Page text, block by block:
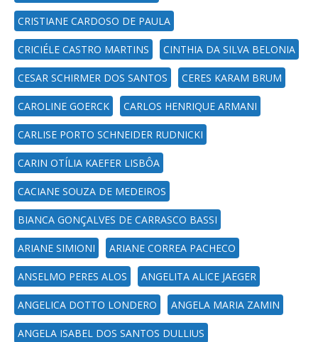
CRISTIANE CARDOSO DE PAULA
CRICIÉLE CASTRO MARTINS CINTHIA DA SILVA BELONIA
CESAR SCHIRMER DOS SANTOS CERES KARAM BRUM
CAROLINE GOERCK CARLOS HENRIQUE ARMANI
CARLISE PORTO SCHNEIDER RUDNICKI
CARIN OTÍLIA KAEFER LISBÔA
CACIANE SOUZA DE MEDEIROS
BIANCA GONÇALVES DE CARRASCO BASSI
ARIANE SIMIONI ARIANE CORREA PACHECO
ANSELMO PERES ALOS ANGELITA ALICE JAEGER
ANGELICA DOTTO LONDERO ANGELA MARIA ZAMIN
ANGELA ISABEL DOS SANTOS DULLIUS